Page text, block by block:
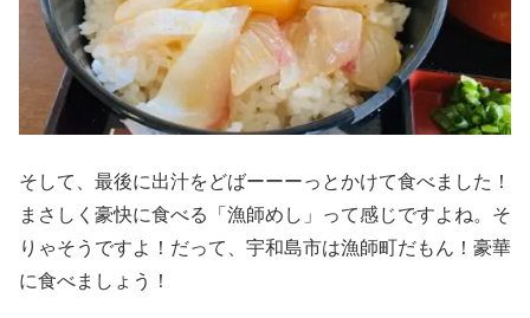
そして、最後に出汁をどばーーーっとかけて食べました！
まさしく豪快に食べる「漁師めし」って感じですよね。そ
りゃそうですよ！だって、宇和島市は漁師町だもん！豪華
に食べましょう！